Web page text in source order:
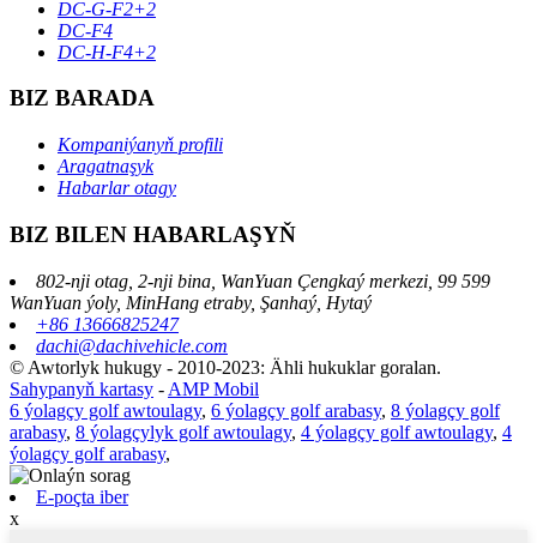
DC-G-F2+2
DC-F4
DC-H-F4+2
BIZ BARADA
Kompaniýanyň profili
Aragatnaşyk
Habarlar otagy
BIZ BILEN HABARLAŞYŇ
802-nji otag, 2-nji bina, WanYuan Çengkaý merkezi, 99 599
WanYuan ýoly, MinHang etraby, Şanhaý, Hytaý
+86 13666825247
dachi@dachivehicle.com
© Awtorlyk hukugy - 2010-2023: Ähli hukuklar goralan.
Sahypanyň kartasy - AMP Mobil
6 ýolagçy golf awtoulagy, 6 ýolagçy golf arabasy, 8 ýolagçy golf
arabasy, 8 ýolagçylyk golf awtoulagy, 4 ýolagçy golf awtoulagy, 4
ýolagçy golf arabasy,
E-poçta iber
x